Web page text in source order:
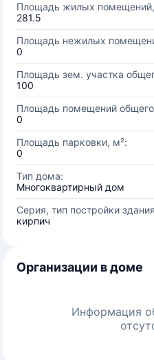
Площадь жилых
281.5
Площадь нежилых
0
Площадь зем. участка
100
Площадь помещений
0
Площадь парковки, м²:
0
Тип дома:
Многоквартирный дом
Серия, тип постройки
кирпич
Организации в доме
Информация